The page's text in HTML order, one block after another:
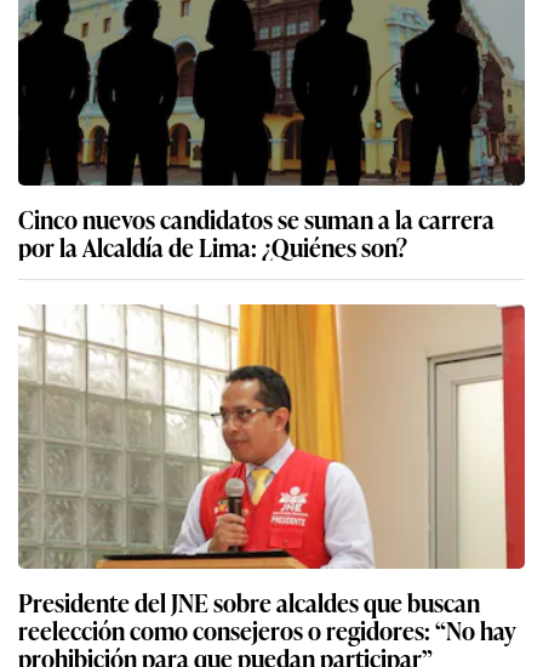
Cinco nuevos candidatos se suman a la carrera
por la Alcaldía de Lima: ¿Quiénes son?
Presidente del JNE sobre alcaldes que buscan
reelección como consejeros o regidores: “No hay
prohibición para que puedan participar”